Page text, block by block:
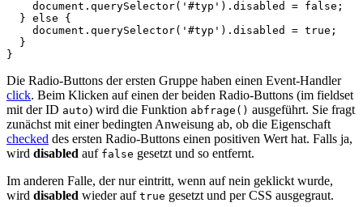
document . querySelector( '#typ' ). disabled = false ;
} else
{
document . querySelector( '#typ' ). disabled = true ;
}
}
Die Radio-Buttons der ersten Gruppe haben einen Event-Handler
click. Beim Klicken auf einen der beiden Radio-Buttons (im fieldset
mit der ID auto) wird die Funktion abfrage() ausgeführt. Sie fragt
zunächst mit einer bedingten Anweisung ab, ob die Eigenschaft
checked des ersten Radio-Buttons einen positiven Wert hat. Falls ja,
wird disabled auf false gesetzt und so entfernt.
Im anderen Falle, der nur eintritt, wenn auf nein geklickt wurde,
wird disabled wieder auf true gesetzt und per CSS ausgegraut.